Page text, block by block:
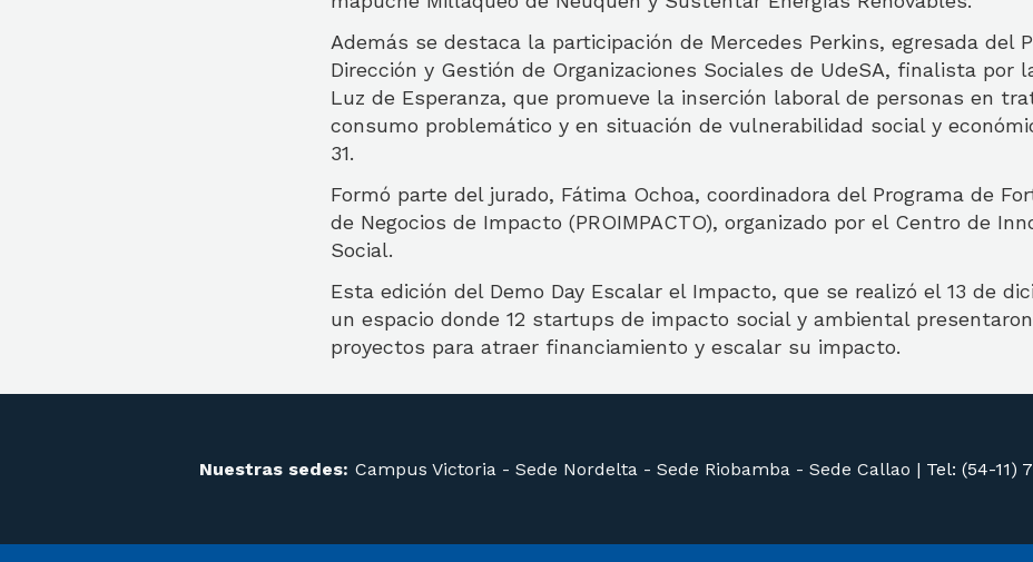
Además se destaca la participación de Mercedes Perkins, egresada del
Dirección y Gestión de Organizaciones Sociales de UdeSA, finalista por
Luz de Esperanza, que promueve la inserción laboral de personas en
consumo problemático y en situación de vulnerabilidad social y
31.
Formó parte del jurado, Fátima Ochoa, coordinadora del Programa de
de Negocios de Impacto (PROIMPACTO), organizado por el Centro de
Social.
Esta edición del Demo Day Escalar el Impacto, que se realizó el 13 de
un espacio donde 12 startups de impacto social y ambiental
proyectos para atraer financiamiento y escalar su impacto.
Nuestras sedes: Campus Victoria - Sede Nordelta - Sede Riobamba - Sede Callao | Tel: (54-11)